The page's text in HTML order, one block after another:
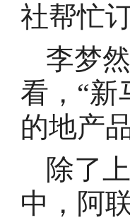
社帮忙
李梦
看，“新
的地产
除了
中，阿